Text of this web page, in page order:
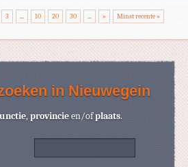
3 ... 10 20 30 ... » Minst recente »
in Nieuwegein
,provincieen/ofplaats.